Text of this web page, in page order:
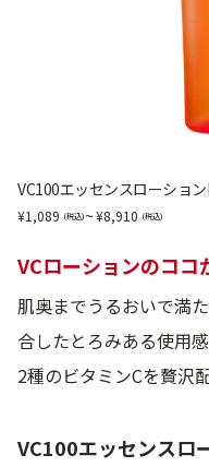
VC100エッセンスローション
1,089 ~ 8,910
VCローションのココ
肌奥までうるおいで満
合したとろみある使用
2種のビタミンCを贅沢配
VC100エッセンスロ